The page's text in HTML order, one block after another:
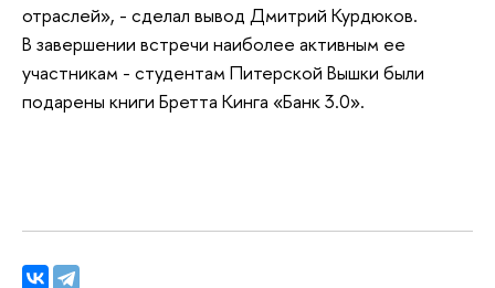
отраслей», - сделал вывод Дмитрий Курдюков.
В завершении встречи наиболее активным ее
участникам - студентам Питерской Вышки были
подарены книги Бретта Кинга «Банк 3.0».